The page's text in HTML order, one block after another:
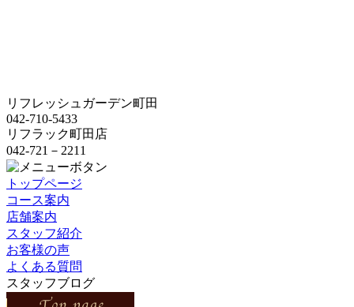
リフレッシュガーデン町田
042-710-5433
リフラック町田店
042-721－2211
トップページ
コース案内
店舗案内
スタッフ紹介
お客様の声
よくある質問
スタッフブログ